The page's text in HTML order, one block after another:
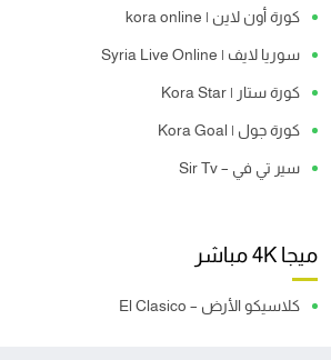
كورة أون لاين | kora online
سوريا لايف | Syria Live Online
كورة ستار | Kora Star
كورة جول | Kora Goal
سير تي في – Sir Tv
ميجا 4K مباشر
كلاسيكو الأرض – El Clasico